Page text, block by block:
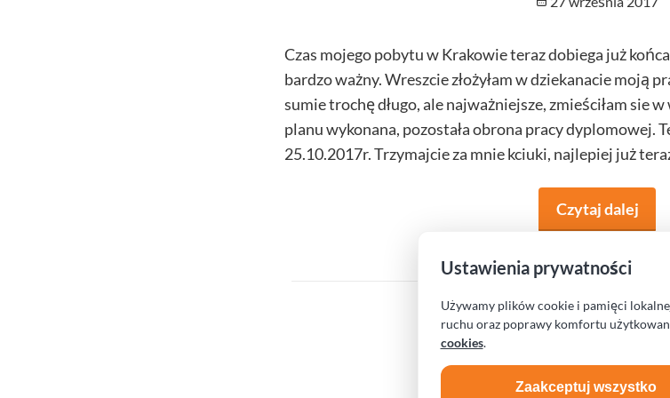
Czas mojego pobytu w Krakowie teraz dobiega już
bardzo ważny. Wreszcie złożyłam w dziekanacie moją
sumie trochę długo, ale najważniejsze, zmieściłam sie
planu wykonana, pozostała obrona pracy dyplomowej.
25.10.2017r. Trzymajcie za mnie kciuki, najlepiej już
Czytaj dalej
Ustawienia prywatności
Używamy plików cookie i pamięci
ruchu oraz poprawy komfortu
cookies.
Zaakceptuj wszystko